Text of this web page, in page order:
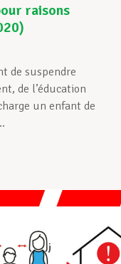
raisons
de suspendre
de l’éducation
un enfant de